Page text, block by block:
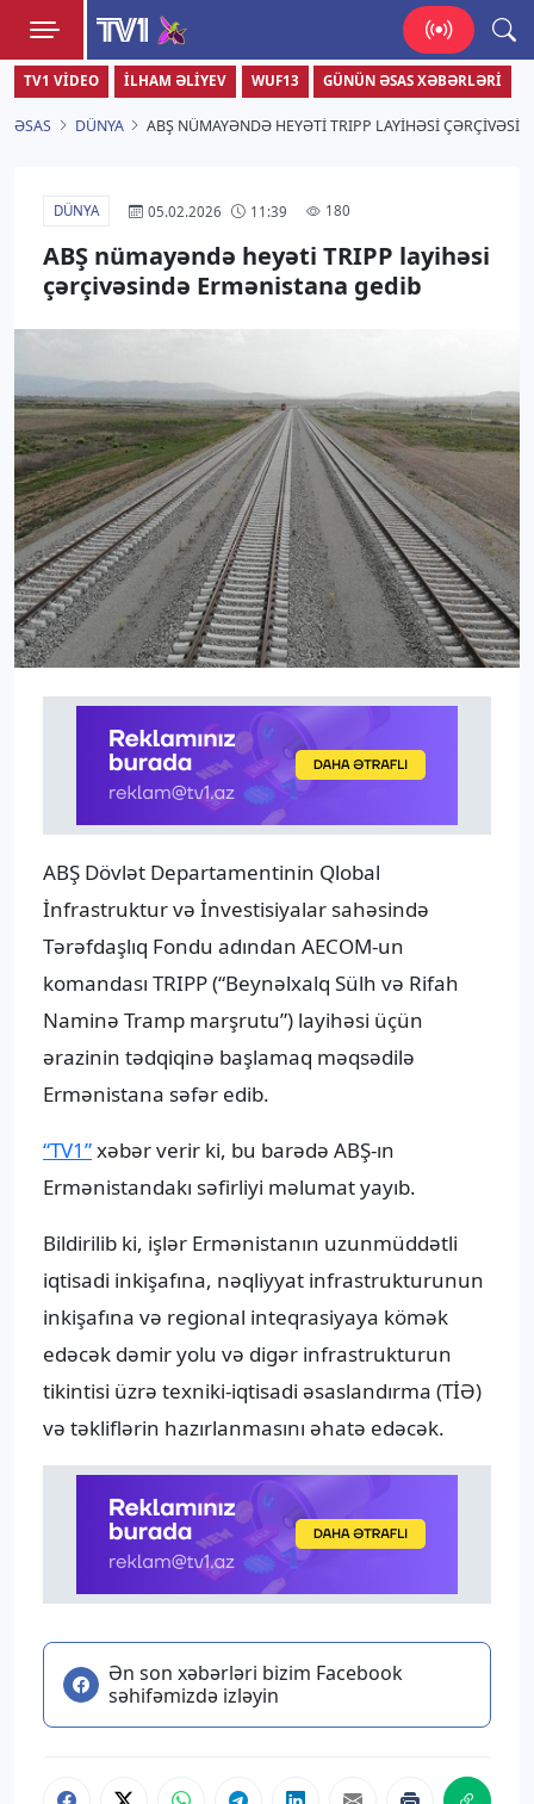
TV1
Zamanı bizimlə yaşa!
TV1 VIDEO İLHAM ƏLIYEV WUF13 GÜNÜN ƏSAS XƏBƏRLƏRI
ƏSAS DÜNYA ABŞ NÜMAYƏNDƏ HEYƏTI TRIPP LAYIHƏSI
DÜNYA 05.02.2026 11:39 180
ABŞ nümayəndə heyəti TRIPP layihəsi
çərçivəsində Ermənistana gedib
ABŞ Dövlət Departamentinin Qlobal
İnfrastruktur və İnvestisiyalar sahəsində
Tərəfdaşlıq Fondu adından AECOM-un
komandası TRIPP (“Beynəlxalq Sülh və Rifah
Naminə Tramp marşrutu”) layihəsi üçün
ərazinin tədqiqinə başlamaq məqsədilə
Ermənistana səfər edib.
“TV1”xəbər verir ki, bu barədə ABŞ-ın
Ermənistandakı səfirliyi məlumat yayıb.
Bildirilib ki, işlər Ermənistanın uzunmüddətli
iqtisadi inkişafına, nəqliyyat infrastrukturunun
inkişafına və regional inteqrasiyaya kömək
edəcək dəmir yolu və digər infrastrukturun
tikintisi üzrə texniki-iqtisadi əsaslandırma (TİƏ)
və təkliflərin hazırlanmasını əhatə edəcək.
Ən son xəbərləri bizim Facebook
səhifəmizdə izləyin